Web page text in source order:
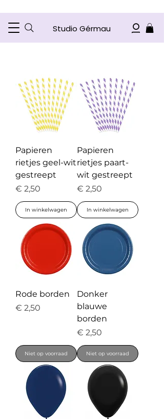
Studio Gérmau
Papieren
rietjes geel-wit
gestreept
Prijs
€ 2,50
In winkelwagen
Papieren
rietjes paart-
wit gestreept
Prijs
€ 2,50
In winkelwagen
Rode borden
Prijs
€ 2,50
Niet op voorraad
Donker
blauwe
borden
Prijs
€ 2,50
Niet op voorraad